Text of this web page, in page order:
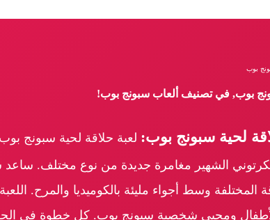
بوب
بوب, في تصنيف ألعاب سبونج بوب!
لحية سبونج بوب: لعبة حلاقة لحية سبونج
الشهير مغامرة جديدة من نوع مختلف.
المختلفة وسط أجواء مليئة بالكوميديا والمرح.
للأطفال ومحبي شخصية سبونج بوب. كل خطوة في